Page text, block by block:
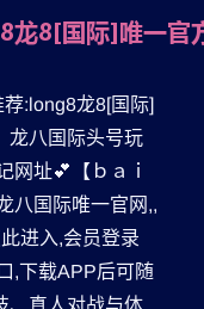
荐:long8龙8[国际]
龙八国际头号玩
网址💕【ｂａｉ
八国际唯一官网,,
进入,会员登录
,下载APP后可随
、真人对战与体